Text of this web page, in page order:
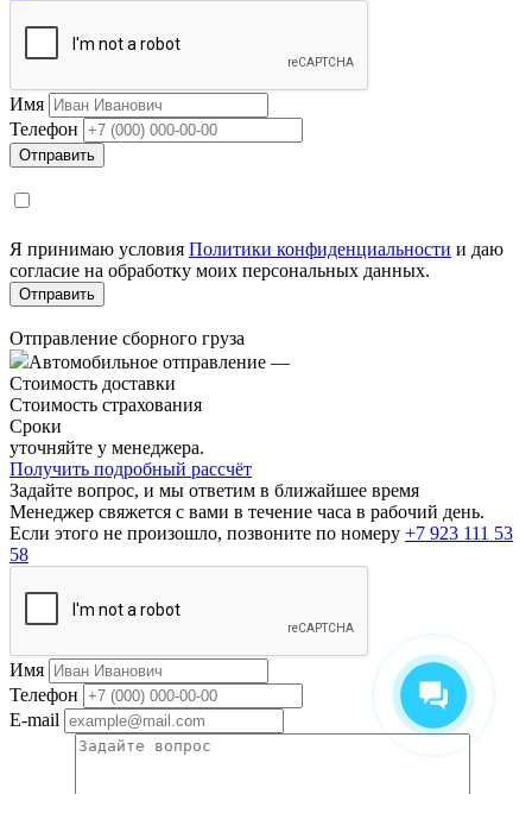
Имя
Телефон
Я принимаю условия Политики конфиденциальности и даю
согласие на обработку моих персональных данных.
Отправление сборного груза
Автомобильное отправление —
Стоимость доставки
Стоимость страхования
Сроки
уточняйте у менеджера.
Получить подробный рассчёт
Задайте вопрос, и мы ответим в ближайшее время
Менеджер свяжется с вами в течение часа в рабочий день.
Если этого не произошло, позвоните по номеру +7 923 111 53
58
Имя
Телефон
E-mail